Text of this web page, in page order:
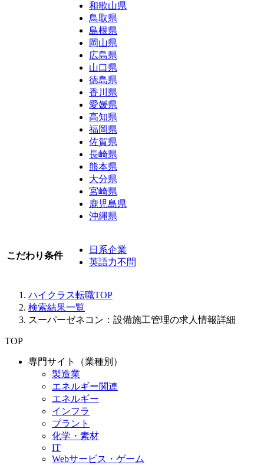
和歌山県
鳥取県
島根県
岡山県
広島県
山口県
徳島県
香川県
愛媛県
高知県
福岡県
佐賀県
長崎県
熊本県
大分県
宮崎県
鹿児島県
沖縄県
こだわり条件
日系企業
英語力不問
ハイクラス転職TOP
検索結果一覧
スーパーゼネコン：設備施工管理の求人情報詳細
TOP
専門サイト（業種別）
製造業
エネルギー関連
エネルギー
インフラ
プラント
化学・素材
IT
Webサービス・ゲーム